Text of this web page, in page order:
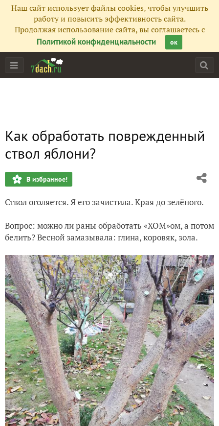
Наш сайт использует файлы cookies, чтобы улучшить
работу и повысить эффективность сайта.
Продолжая использование сайта, вы соглашаетесь с
Политикой конфиденциальности
ок
Как обработать поврежденный
ствол яблони?
В избранное!
Ствол оголяется. Я его зачистила. Края до зелёного.
Вопрос: можно ли раны обработать «ХОМ»ом, а потом
белить? Весной замазывала: глина, коровяк, зола.